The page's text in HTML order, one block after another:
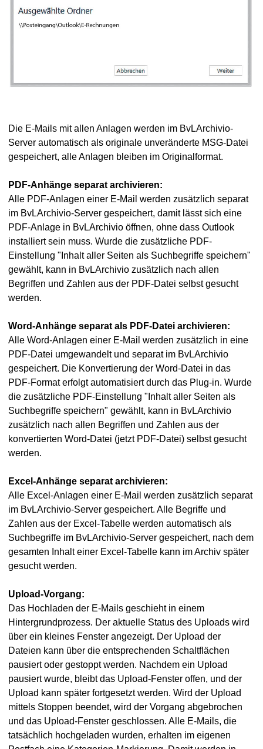
Die E-Mails mit allen Anlagen werden im BvLArchivio-
Server automatisch als originale unveränderte MSG-Datei
gespeichert, alle Anlagen bleiben im Originalformat.
PDF-Anhänge separat archivieren:
Alle PDF-Anlagen einer E-Mail werden zusätzlich separat
im BvLArchivio-Server gespeichert, damit lässt sich eine
PDF-Anlage in BvLArchivio öffnen, ohne dass Outlook
installiert sein muss. Wurde die zusätzliche PDF-
Einstellung "Inhalt aller Seiten als Suchbegriffe speichern"
gewählt, kann in BvLArchivio zusätzlich nach allen
Begriffen und Zahlen aus der PDF-Datei selbst gesucht
werden.
Word-Anhänge separat als PDF-Datei archivieren:
Alle Word-Anlagen einer E-Mail werden zusätzlich in eine
PDF-Datei umgewandelt und separat im BvLArchivio
gespeichert. Die Konvertierung der Word-Datei in das
PDF-Format erfolgt automatisiert durch das Plug-in. Wurde
die zusätzliche PDF-Einstellung "Inhalt aller Seiten als
Suchbegriffe speichern" gewählt, kann in BvLArchivio
zusätzlich nach allen Begriffen und Zahlen aus der
konvertierten Word-Datei (jetzt PDF-Datei) selbst gesucht
werden.
Excel-Anhänge separat archivieren:
Alle Excel-Anlagen einer E-Mail werden zusätzlich separat
im BvLArchivio-Server gespeichert. Alle Begriffe und
Zahlen aus der Excel-Tabelle werden automatisch als
Suchbegriffe im BvLArchivio-Server gespeichert, nach dem
gesamten Inhalt einer Excel-Tabelle kann im Archiv später
gesucht werden.
Upload-Vorgang:
Das Hochladen der E-Mails geschieht in einem
Hintergrundprozess. Der aktuelle Status des Uploads wird
über ein kleines Fenster angezeigt. Der Upload der
Dateien kann über die entsprechenden Schaltflächen
pausiert oder gestoppt werden. Nachdem ein Upload
pausiert wurde, bleibt das Upload-Fenster offen, und der
Upload kann später fortgesetzt werden. Wird der Upload
mittels Stoppen beendet, wird der Vorgang abgebrochen
und das Upload-Fenster geschlossen. Alle E-Mails, die
tatsächlich hochgeladen wurden, erhalten im eigenen